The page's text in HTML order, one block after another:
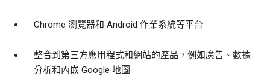
Chrome 瀏覽器和 Android 作業系統等平台
整合到第三方應用程式和網站的產品，例如廣告、數據
分析和內嵌 Google 地圖